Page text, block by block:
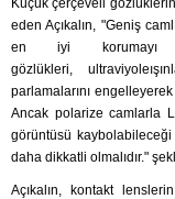
Küçük çerçeveli
eden Açıkalın, "Geniş
en iyi korumayı
gözlükleri,
parlamalarını
Ancak polarize camlarla
görüntüsü
daha dikkatli olmalıdır."
Açıkalın, kontakt